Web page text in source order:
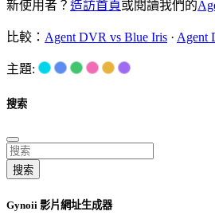
新使用者？ 造訪首頁或閱讀我們的
比較： Agent DVR vs Blue Iris · Agent
主題:
搜索
搜索
Gynoii 影片網址生成器